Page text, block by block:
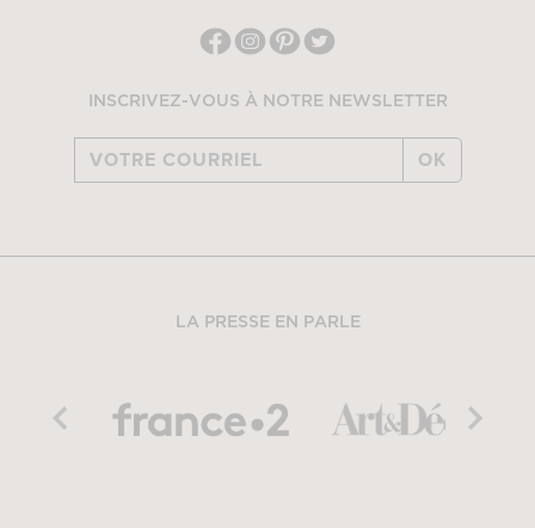
INSCRIVEZ-VOUS À NOTRE NEWSLETTER
OK
LA PRESSE EN PARLE